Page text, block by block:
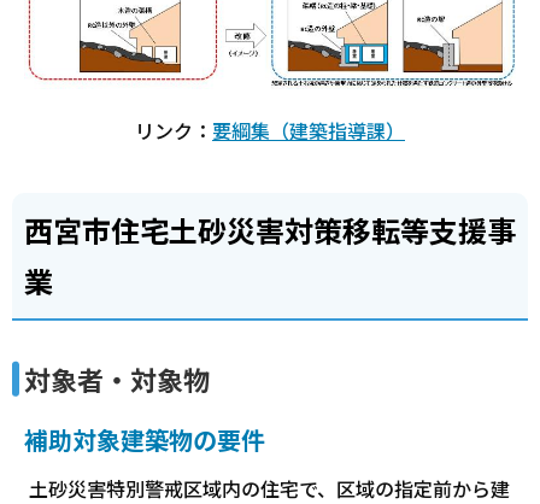
リンク： 要綱集（建築指導課）
西宮市住宅土砂災害対策移転等支援事
業
対象者・対象物
補助対象建築物の要件
土砂災害特別警戒区域内の住宅で、区域の指定前から建